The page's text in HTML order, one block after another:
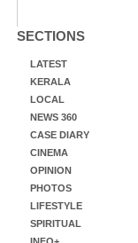
SECTIONS
LATEST
KERALA
LOCAL
NEWS 360
CASE DIARY
CINEMA
OPINION
PHOTOS
LIFESTYLE
SPIRITUAL